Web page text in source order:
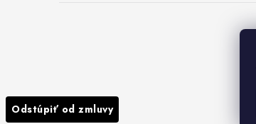
Odstúpiť od zmluvy